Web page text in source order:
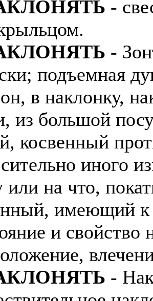
Также смотрите
отправке в другие
А также
рабочий,
стикеровщик.
# работа за границей
# работа за рубежом
# трудоустройство за
# трудоустройство за
В таких банках, как
Промсвязьбанк,
А также в компаниях:
СДЭК, ПЭК и т.д.
В направлениях: без
консультирование,
-
-
подъемная
в наклонку,
из большой
косвенный
иного
или на что,
имеющий к
и свойство
-